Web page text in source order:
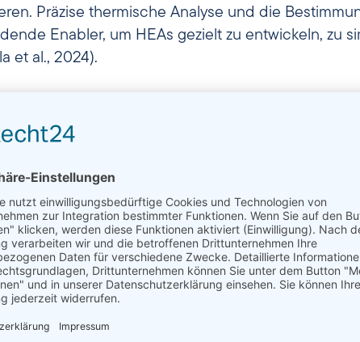
Präzise thermische Analyse und die
Enabler, um HEAs gezielt zu entwickeln, zu
et al., 2024).
Alloys?
element alloysodercomplex concentrated
im Bereich von 5–35 at.‑%. Im
Ni‑, Co‑ oder Fe‑Leitmetall) werden in HEAs
bestimmt (Odetola et al., 2024). Die hohe
HCP) und führt zu einer Vielzahl an
(„cocktail effect“).